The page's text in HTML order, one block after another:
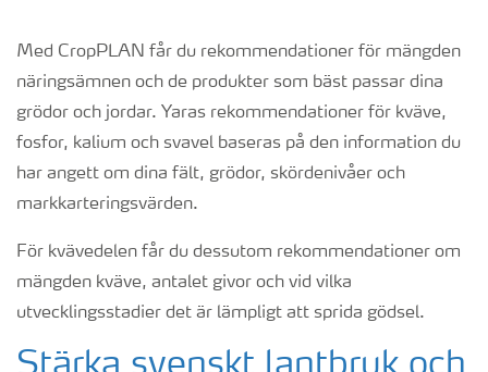
Med CropPLAN får du rekommendationer för mängden
näringsämnen och de produkter som bäst passar dina
grödor och jordar. Yaras rekommendationer för kväve,
fosfor, kalium och svavel baseras på den information du
har angett om dina fält, grödor, skördenivåer och
markkarteringsvärden.
För kvävedelen får du dessutom rekommendationer om
mängden kväve, antalet givor och vid vilka
utvecklingsstadier det är lämpligt att sprida gödsel.